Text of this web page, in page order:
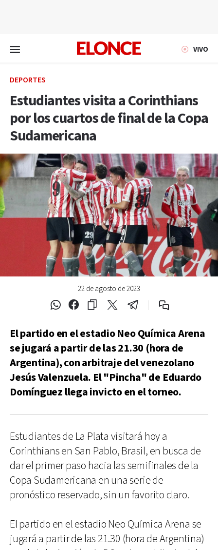
VIVO
DEPORTES
Estudiantes visita a Corinthians
por los cuartos de final de la Copa
Sudamericana
22 de agosto de 2023
El partido en el estadio Neo Química Arena
se jugará a partir de las 21.30 (hora de
Argentina), con arbitraje del venezolano
Jesús Valenzuela. El "Pincha" de Eduardo
Domínguez llega invicto en el torneo.
Estudiantes de La Plata visitará hoy a
Corinthians en San Pablo, Brasil, en busca de
dar el primer paso hacia las semifinales de la
Copa Sudamericana en una serie de
pronóstico reservado, sin un favorito claro.
El partido en el estadio Neo Química Arena se
jugará a partir de las 21.30 (hora de Argentina)